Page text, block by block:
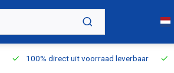
100% direct uit voorraad leverbaar